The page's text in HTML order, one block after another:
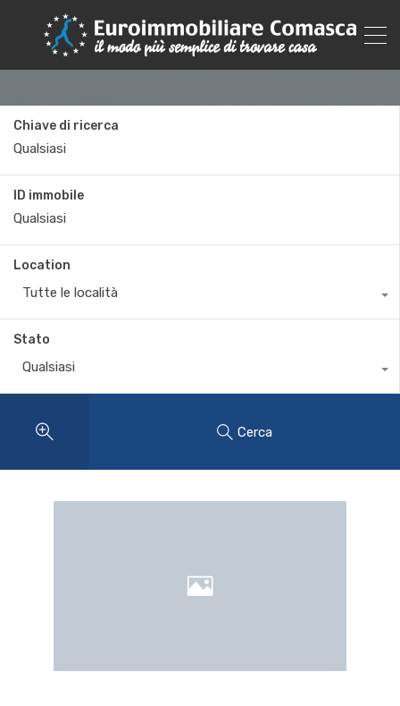
Chiave di ricerca
ID immobile
Location
Tutte le località
Stato
Qualsiasi
Cerca